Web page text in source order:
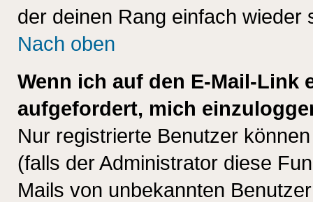
der deinen Rang einfach wieder
Nach oben
Wenn ich auf den E-Mail-Link
aufgefordert, mich
Nur registrierte Benutzer
(falls der Administrator diese
Mails von unbekannten